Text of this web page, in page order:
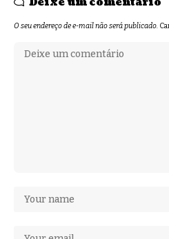
O seu endereço de e-mail não será publicado.